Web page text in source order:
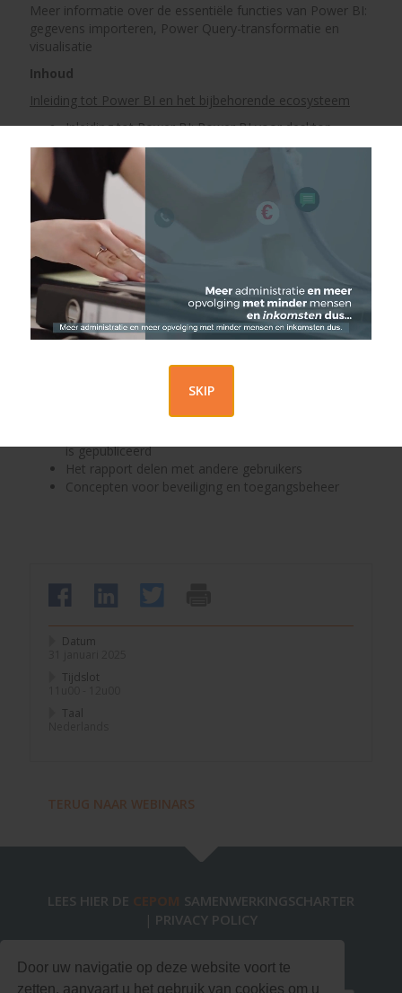
Door uw navigatie op deze website voort te
zetten, aanvaart u het gebruik van cookies om u
SKIP
Meer informatie over de essentiële functies van Power BI:
gegevens importeren, Power Query-transformatie en
visualisatie
Inhoud
Inleiding tot Power BI en het bijbehorende ecosysteem
Inleiding tot Power BI: Power BI voor desktop,
service en mobiel
Overzicht van de belangrijkste functies: verbinding
met gegevensbronnen, transformaties, interactieve
Typische gebruikersscenario's
Snelle demo: een eenvoudig rapport maken
Importeer gegevens uit een Excel-bestand
Gegevens opschonen en transformeren met Power
Query
Creatie van visualisaties (grafieken, dashboards,
kaarten, enz.)
is gepubliceerd
Het rapport delen met andere gebruikers
Concepten voor beveiliging en toegangsbeheer
Datum
Tijdslot
Taal
TERUG NAAR WEBINARS
LEES HIER DE CEPOM SAMENWERKINGSCHARTER
| PRIVACY POLICY
Blijf op de hoogte via onze nieuwsbrief!